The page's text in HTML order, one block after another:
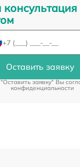
Оставить заявку
заявку" Вы
конфиденциальности